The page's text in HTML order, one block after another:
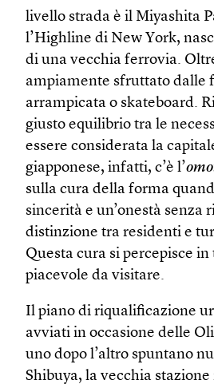
livello strada è il Miyashita
l’Highline di New York,
di una vecchia ferrovia.
ampiamente sfruttato dalle
arrampicata o skateboard.
giusto equilibrio tra le
essere considerata la
giapponese, infatti, c’è l’
sulla cura della forma
sincerità e un’onestà
distinzione tra residenti e
Questa cura si percepisce
piacevole da visitare.
Il piano di riqualificazione
avviati in occasione delle
uno dopo l’altro spuntano
Shibuya, la vecchia